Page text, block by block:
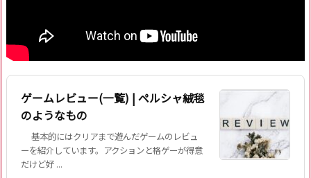
ゲームレビュー(一覧) | ペルシャ絨毯
のようなもの
基本的にはクリアまで遊んだゲームのレビュ
ーを紹介しています。アクションと格ゲーが得意
だけど好 ...